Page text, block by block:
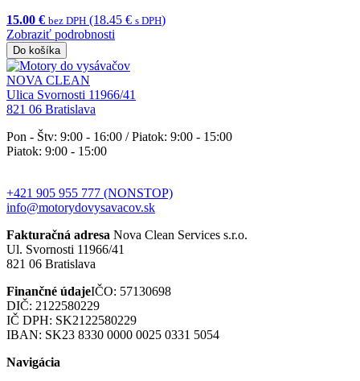
15.00 € bez DPH (18.45 € s DPH)
Zobraziť podrobnosti
Do košíka
NOVA CLEAN
Ulica Svornosti 11966/41
821 06 Bratislava
Pon - Štv: 9:00 - 16:00 / Piatok: 9:00 - 15:00
Piatok: 9:00 - 15:00
+421 905 955 777 (NONSTOP)
info@motorydovysavacov.sk
Fakturačná adresa Nova Clean Services s.r.o.
Ul. Svornosti 11966/41
821 06 Bratislava
Finančné údajeIČO: 57130698
DIČ: 2122580229
IČ DPH: SK2122580229
IBAN: SK23 8330 0000 0025 0331 5054
Navigácia